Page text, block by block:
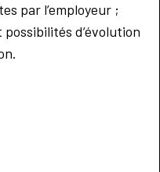
par l’employeur ;
d’évolution